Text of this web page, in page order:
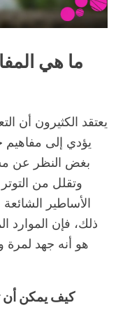
ما هي
يعتقد الكثيرون أن
يؤدي إلى مفاهيم
بغض النظر عن
وتقلل من
الأساطير
ذلك، فإن الموارد
هو أنه جهد لمرة
كيف يمكن أن